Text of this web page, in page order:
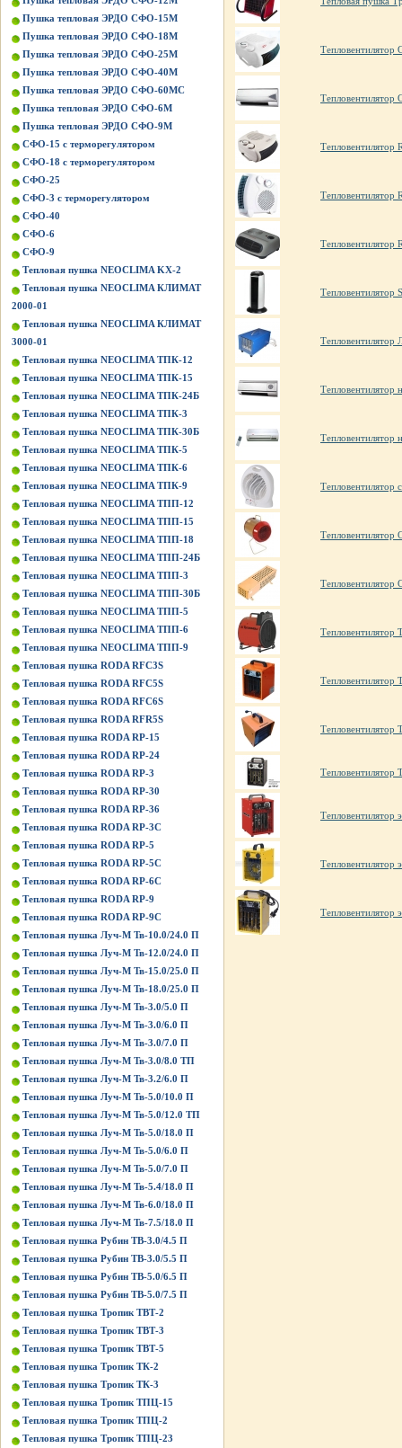
Пушка тепловая ЭРДО СФО-15М
Пушка тепловая ЭРДО СФО-18М
Пушка тепловая ЭРДО СФО-25М
Пушка тепловая ЭРДО СФО-40М
Пушка тепловая ЭРДО СФО-60МС
Пушка тепловая ЭРДО СФО-6М
Пушка тепловая ЭРДО СФО-9М
СФО-15 с терморегулятором
СФО-18 с терморегулятором
СФО-25
СФО-3 с терморегулятором
СФО-40
СФО-6
СФО-9
Тепловая пушка NEOCLIMA KХ-2
Тепловая пушка NEOCLIMA КЛИМАТ
2000-01
Тепловая пушка NEOCLIMA КЛИМАТ
3000-01
Тепловая пушка NEOCLIMA ТПК-12
Тепловая пушка NEOCLIMA ТПК-15
Тепловая пушка NEOCLIMA ТПК-24Б
Тепловая пушка NEOCLIMA ТПК-3
Тепловая пушка NEOCLIMA ТПК-30Б
Тепловая пушка NEOCLIMA ТПК-5
Тепловая пушка NEOCLIMA ТПК-6
Тепловая пушка NEOCLIMA ТПК-9
Тепловая пушка NEOCLIMA ТПП-12
Тепловая пушка NEOCLIMA ТПП-15
Тепловая пушка NEOCLIMA ТПП-18
Тепловая пушка NEOCLIMA ТПП-24Б
Тепловая пушка NEOCLIMA ТПП-3
Тепловая пушка NEOCLIMA ТПП-30Б
Тепловая пушка NEOCLIMA ТПП-5
Тепловая пушка NEOCLIMA ТПП-6
Тепловая пушка NEOCLIMA ТПП-9
Тепловая пушка RODA RFC3S
Тепловая пушка RODA RFC5S
Тепловая пушка RODA RFC6S
Тепловая пушка RODA RFR5S
Тепловая пушка RODA RP-15
Тепловая пушка RODA RP-24
Тепловая пушка RODA RP-3
Тепловая пушка RODA RP-30
Тепловая пушка RODA RP-36
Тепловая пушка RODA RP-3C
Тепловая пушка RODA RP-5
Тепловая пушка RODA RP-5C
Тепловая пушка RODA RP-6C
Тепловая пушка RODA RP-9
Тепловая пушка RODA RP-9C
Тепловая пушка Луч-М Тв-10.0/24.0 П
Тепловая пушка Луч-М Тв-12.0/24.0 П
Тепловая пушка Луч-М Тв-15.0/25.0 П
Тепловая пушка Луч-М Тв-18.0/25.0 П
Тепловая пушка Луч-М Тв-3.0/5.0 П
Тепловая пушка Луч-М Тв-3.0/6.0 П
Тепловая пушка Луч-М Тв-3.0/7.0 П
Тепловая пушка Луч-М Тв-3.0/8.0 ТП
Тепловая пушка Луч-М Тв-3.2/6.0 П
Тепловая пушка Луч-М Тв-5.0/10.0 П
Тепловая пушка Луч-М Тв-5.0/12.0 ТП
Тепловая пушка Луч-М Тв-5.0/18.0 П
Тепловая пушка Луч-М Тв-5.0/6.0 П
Тепловая пушка Луч-М Тв-5.0/7.0 П
Тепловая пушка Луч-М Тв-5.4/18.0 П
Тепловая пушка Луч-М Тв-6.0/18.0 П
Тепловая пушка Луч-М Тв-7.5/18.0 П
Тепловая пушка Рубин ТВ-3.0/4.5 П
Тепловая пушка Рубин ТВ-3.0/5.5 П
Тепловая пушка Рубин ТВ-5.0/6.5 П
Тепловая пушка Рубин ТВ-5.0/7.5 П
Тепловая пушка Тропик ТВТ-2
Тепловая пушка Тропик ТВТ-3
Тепловая пушка Тропик ТВТ-5
Тепловая пушка Тропик ТК-2
Тепловая пушка Тропик ТК-3
Тепловая пушка Тропик ТПЦ-15
Тепловая пушка Тропик ТПЦ-2
Тепловая пушка Тропик ТПЦ-23
Тепловентилятор
Тепловентилятор
Тепловентилятор
Тепловентилятор
Тепловентилятор
Тепловентилятор
Тепловентилятор
Тепловентилятор
Тепловентилятор
Тепловентилятор
Тепловентилятор
Тепловентилятор